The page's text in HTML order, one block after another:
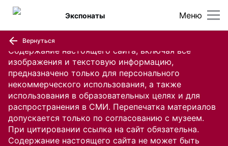
Содержание настоящего сайта, включая все
изображения и текстовую информацию,
предназначено только для персонального
некоммерческого использования, а также
использования в образовательных целях и для
распространения в СМИ. Перепечатка материалов
допускается только по согласованию с музеем.
При цитировании ссылка на сайт обязательна.
Содержание настоящего сайта не может быть
Меню
Экспонаты
Вернуться